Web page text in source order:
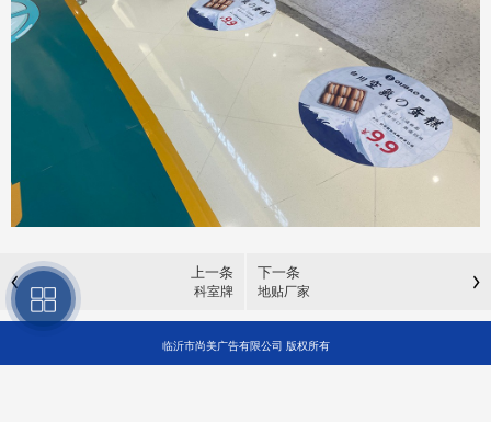
上一条
科室牌
下一条
地贴厂家
临沂市尚美广告有限公司 版权所有